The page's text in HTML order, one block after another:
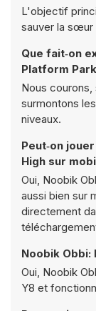
L'objectif
sauver la sœur
Que fait‑on
Platform
Nous
surmontons
niveaux.
Peut‑on
High sur
Oui, Noobik
aussi bien sur
directement
Noobik Obbi:
Oui, Noobik
Y8 et